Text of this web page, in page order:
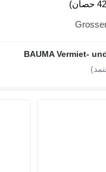
BAUMA Vermiet-